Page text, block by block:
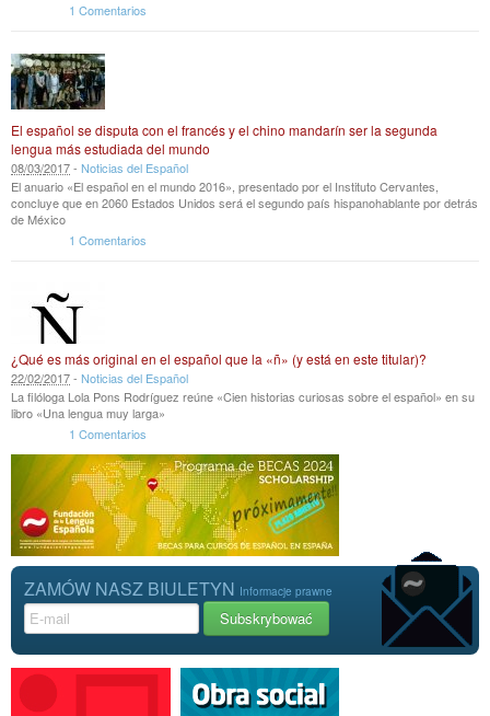
1 Comentarios
El español se disputa con el francés y el chino mandarín ser la segunda
lengua más estudiada del mundo
08/03/2017- Noticias del Español
El anuario «El español en el mundo 2016», presentado por el Instituto Cervantes,
concluye que en 2060 Estados Unidos será el segundo país hispanohablante por detrás
de México
1 Comentarios
¿Qué es más original en el español que la «ñ» (y está en este titular)?
22/02/2017- Noticias del Español
La filóloga Lola Pons Rodríguez reúne «Cien historias curiosas sobre el español» en su
libro «Una lengua muy larga»
1 Comentarios
ZAMÓW NASZ BIULETYN Informacje prawne